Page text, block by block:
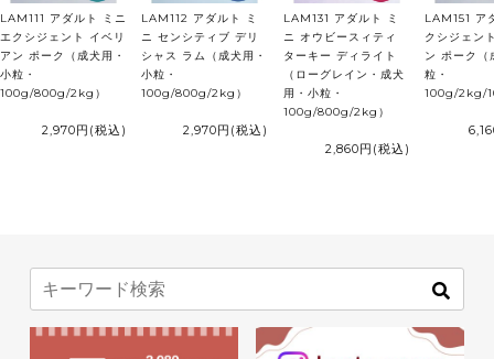
LAM111 アダルト ミニ
エクシジェント イベリ
アン ポーク（成犬用・
小粒・
100g/800g/2kg）
2,970円 (税込)
LAM112 アダルト ミ
ニ センシティブ デリ
シャス ラム（成犬用・
小粒・
100g/800g/2kg）
2,970円 (税込)
LAM131 アダルト ミ
ニ オウビースィティ
ターキー ディライト
（ローグレイン・成犬
用・小粒・
100g/800g/2kg）
2,860円 (税込)
LAM151 ア
クシジェン
ン ポーク（
粒・
100g/2kg/